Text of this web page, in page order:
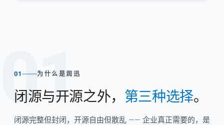
01
01 为什么是润迅
闭源与开源之外， 第三种选择。
闭源完整但封闭，开源自由但散乱 —— 企业真正需要的，是